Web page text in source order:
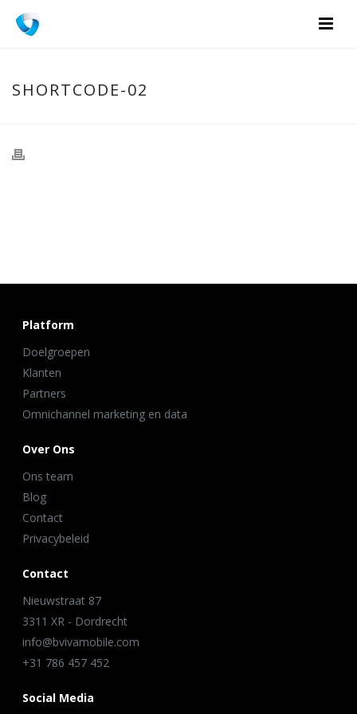
SHORTCODE-02
Platform
Doelgroepen
Klanten
Partners
Omnichannel marketing en data
Over Ons
Ons team
Blog
Contact
Privacybeleid
Contact
Nieuwstraat 87
3311 XR - Dordrecht
info@bvivamobile.com
+31 786 457 452
Social Media